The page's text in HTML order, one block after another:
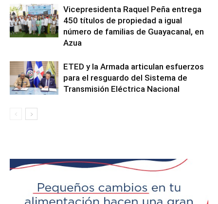
Vicepresidenta Raquel Peña entrega
450 títulos de propiedad a igual
número de familias de Guayacanal, en
Azua
ETED y la Armada articulan esfuerzos
para el resguardo del Sistema de
Transmisión Eléctrica Nacional